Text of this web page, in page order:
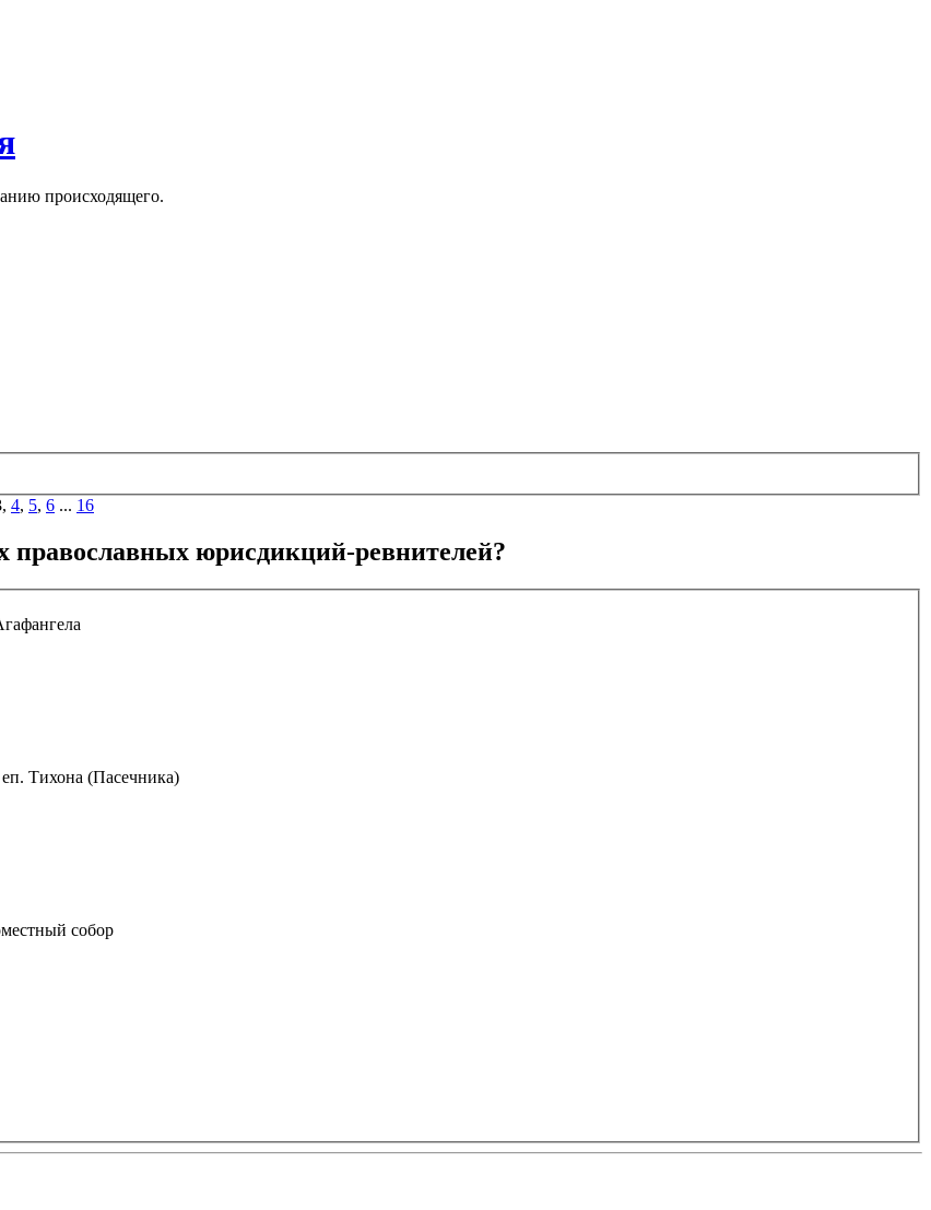
происходящего.
, 4, 5, 6 ... 16
православных юрисдикций-ревнителей?
Тихона (Пасечника)
собор